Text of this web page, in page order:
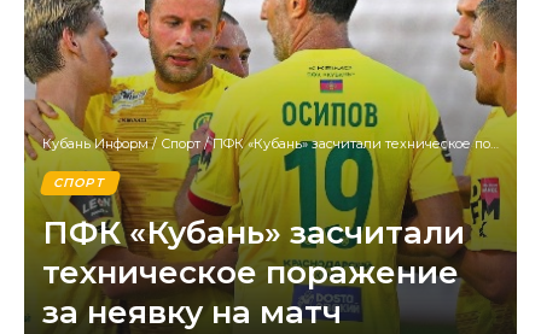
Кубань Информ/ Спорт/ПФК «Кубань» засчитали техническое поражение за неявку на матч
СПОРТ
ПФК «Кубань» засчитали
техническое поражение
за неявку на матч